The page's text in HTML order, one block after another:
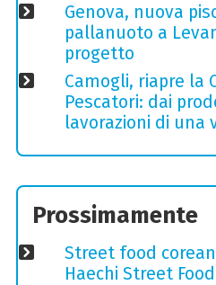
Genova, nuova
pallanuoto a
progetto
Camogli, riapre la
Pescatori: dai
lavorazioni di una
Prossimamente
Street food
Haechi Street